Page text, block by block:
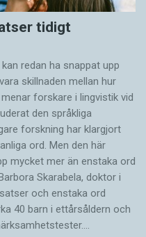
tidigt
redan ha snappat upp
skillnaden mellan hur
forskare i lingvistik vid
den språkliga
forskning har klargjort
ord. Men den här
mycket mer än enstaka ord
Skarabela, doktor i
och enstaka ord
40 barn i ettårsåldern och